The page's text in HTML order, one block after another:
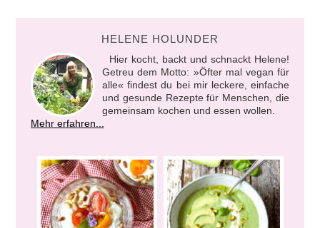
HELENE HOLUNDER
Hier kocht, backt und schnackt Helene!
Getreu dem Motto: »Öfter mal vegan für
alle« findest du bei mir leckere, einfache
und gesunde Rezepte für Menschen, die
gemeinsam kochen und essen wollen.
Mehr erfahren...